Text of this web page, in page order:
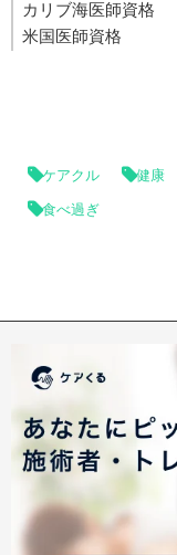
カリブ海医師資格
米国医師資格
ケアクル 健康
食べ過ぎ